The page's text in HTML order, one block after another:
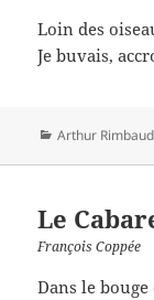
Loin des
Je buvais,
Catégories
Arthur Rimbaud
Le
François Coppée
Dans le